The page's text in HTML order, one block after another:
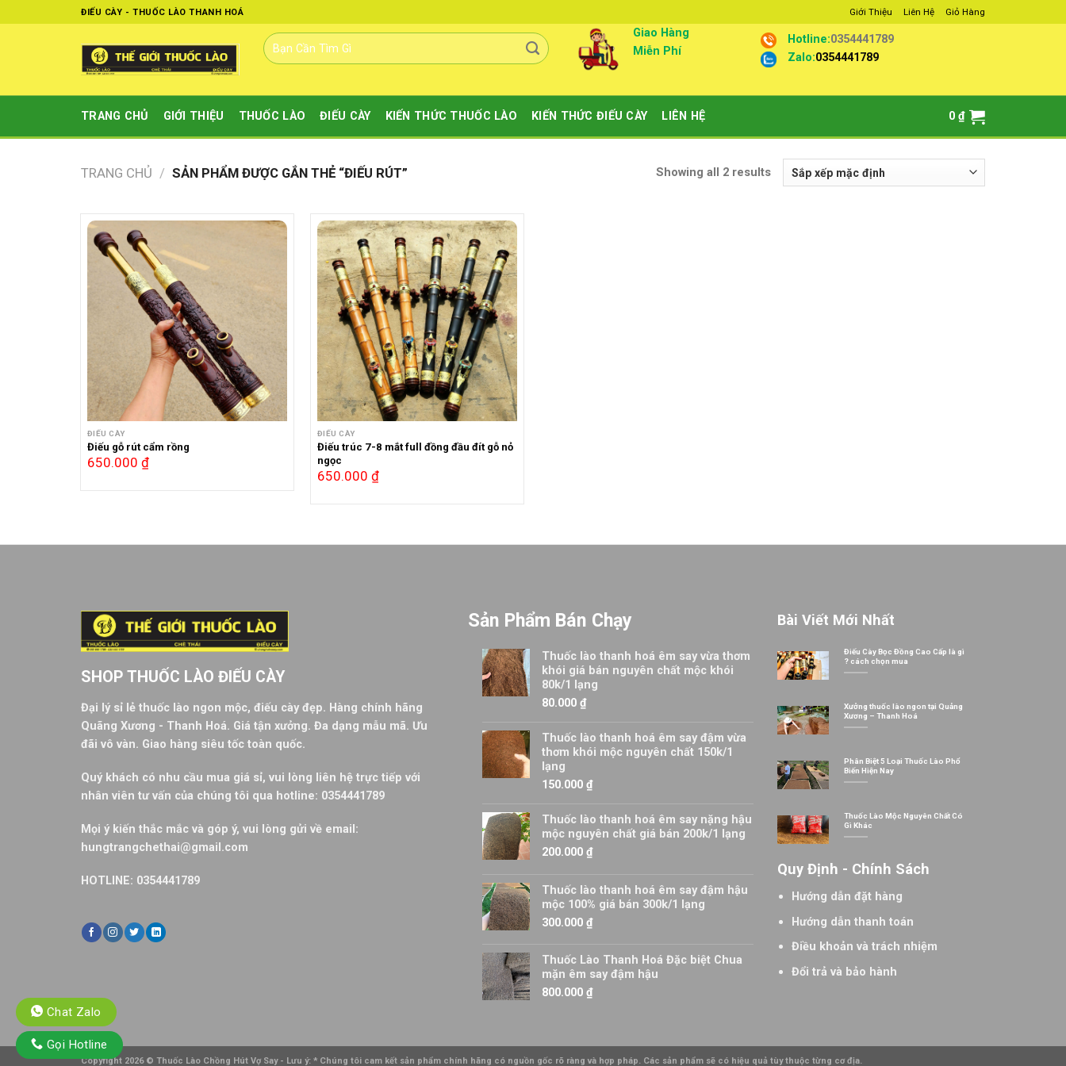
to
ĐIẾU CÀY - THUỐC LÀO THANH HOÁ Giới Thiệu Liên Hệ Giỏ Hàng
Tìm
kiếm:
Giao Hàng
Miễn Phí
Hotline:0354441789
Zalo:0354441789
TRANG CHỦ GIỚI THIỆU THUỐC LÀO ĐIẾU CÀY KIẾN THỨC THUỐC LÀO KIẾN THỨC ĐIẾU CÀY LIÊN HỆ 0₫
TRANG CHỦ / SẢN PHẨM ĐƯỢC GẮN THẺ “ĐIẾU RÚT” Showing all 2 results
ĐIẾU CÀY
Điếu gỗ rút cẩm rồng
650.000 ₫
ĐIẾU CÀY
Điếu trúc 7-8 mắt full đồng đầu đít gỗ nỏ
ngọc
650.000 ₫
SHOP THUỐC LÀO ĐIẾU CÀY
Đại lý sỉ lẻ thuốc lào ngon mộc, điếu cày đẹp. Hàng chính hãng
Quãng Xương - Thanh Hoá. Giá tận xưởng. Đa dạng mẫu mã. Ưu
đãi vô vàn. Giao hàng siêu tốc toàn quốc.
Quý khách có nhu cầu mua giá sỉ, vui lòng liên hệ trực tiếp với
nhân viên tư vấn của chúng tôi qua hotline: 0354441789
Mọi ý kiến thắc mắc và góp ý, vui lòng gửi về email:
hungtrangchethai@gmail.com
HOTLINE: 0354441789
Sản Phẩm Bán Chạy
Thuốc lào thanh hoá êm say vừa thơm
khói giá bán nguyên chất mộc khói
80k/1 lạng
80.000₫
Thuốc lào thanh hoá êm say đậm vừa
thơm khói mộc nguyên chất 150k/1
lạng
150.000₫
Thuốc lào thanh hoá êm say nặng hậu
mộc nguyên chất giá bán 200k/1 lạng
200.000₫
Thuốc lào thanh hoá êm say đậm hậu
mộc 100% giá bán 300k/1 lạng
300.000₫
Thuốc Lào Thanh Hoá Đặc biệt Chua
mặn êm say đậm hậu
800.000₫
Bài Viết Mới Nhất
Điếu Cày Bọc Đồng Cao Cấp là gì
? cách chọn mua
Xưởng thuốc lào ngon tại Quảng
Xương – Thanh Hoá
Phân Biệt 5 Loại Thuốc Lào Phổ
Biến Hiện Nay
Thuốc Lào Mộc Nguyên Chất Có
Gì Khác
Quy Định - Chính Sách
Hướng dẫn đặt hàng
Hướng dẫn thanh toán
Điều khoản và trách nhiệm
Đổi trả và bảo hành
Copyright 2026 © Thuốc Lào Chồng Hút Vợ Say- Lưu ý: * Chúng tôi cam kết sản phẩm chính hãng có nguồn gốc rõ ràng và hợp pháp. Các sản phẩm sẽ có hiệu quả tùy thuộc từng cơ địa.
Chat Zalo
Gọi Hotline